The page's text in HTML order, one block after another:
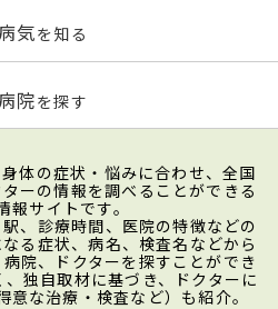
気を知る
院を探す
体の症状・悩みに合わせ、全国
ーの情報を調べることができる
報サイトです。
、診療時間、医院の特徴などの
る症状、病名、検査名などから
院、ドクターを探すことができ
独自取材に基づき、ドクターに
な治療・検査など）も紹介。